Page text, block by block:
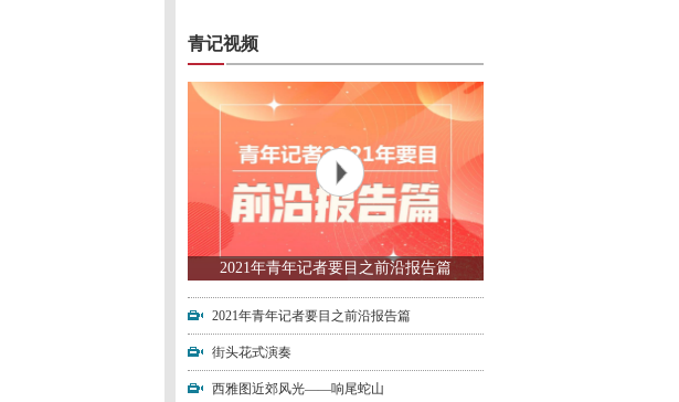
青记视频
2021年青年记者要目之前沿报告篇
2021年青年记者要目之前沿报告篇
街头花式演奏
西雅图近郊风光——响尾蛇山